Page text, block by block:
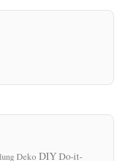
Deko DIYDo-it-